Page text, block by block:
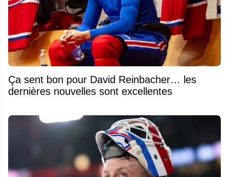
Ça sent bon pour David Reinbacher… les
dernières nouvelles sont excellentes